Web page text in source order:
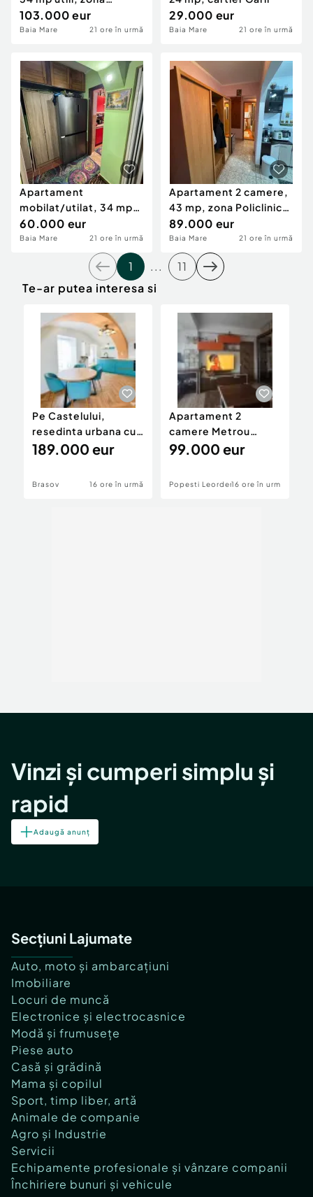
Ultracentral
103.000 eur
Baia Mare 21 ore în urmă
29.000 eur
Baia Mare 21 ore în urmă
Apartament
mobilat/utilat, 34 mp,
zona Pronto
60.000 eur
Baia Mare 21 ore în urmă
Apartament 2 camere,
43 mp, zona Policlinica
Sf. Ioan
89.000 eur
Baia Mare 21 ore în urmă
1 ...
11
Te-ar putea interesa si
Pe Castelului,
resedinta urbana cu
identitate, renovata
189.000 eur
Brasov 16 ore în urmă
Apartament 2
camere Metrou
Dimitrie Leonida
99.000 eur
Popesti Leordeni16 ore în urmă
Vinzi și cumperi simplu și
rapid
Adaugă anunț
Secțiuni Lajumate
Auto, moto și ambarcațiuni
Imobiliare
Locuri de muncă
Electronice și electrocasnice
Modă și frumusețe
Piese auto
Casă și grădină
Mama și copilul
Sport, timp liber, artă
Animale de companie
Agro și Industrie
Servicii
Echipamente profesionale și vânzare companii
Închiriere bunuri și vehicule